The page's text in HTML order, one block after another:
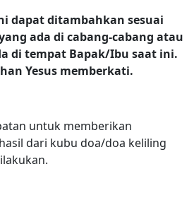
dapat ditambahkan sesuai
ada di cabang-cabang atau
di tempat Bapak/Ibu saat ini.
Yesus memberkati.
untuk memberikan
dari kubu doa/doa keliling